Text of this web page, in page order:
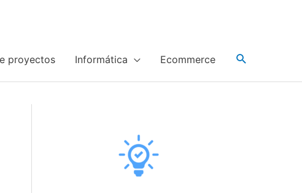
proyectos Informática Ecommerce